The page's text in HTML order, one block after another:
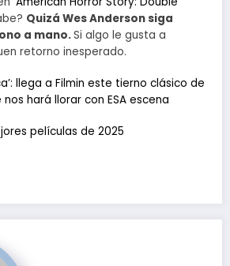
Quizá Wes Anderson siga
a mano.Si algo le gusta a
retorno inesperado.
llega a Filmin este tierno clásico de
hará llorar con ESA escena
películas de 2025